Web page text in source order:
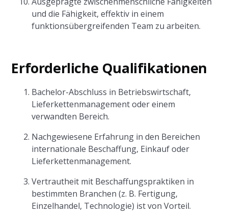
und die Fähigkeit, effektiv in einem
funktionsübergreifenden Team zu arbeiten.
Erforderliche Qualifikationen
Bachelor-Abschluss in Betriebswirtschaft,
Lieferkettenmanagement oder einem
verwandten Bereich.
Nachgewiesene Erfahrung in den Bereichen
internationale Beschaffung, Einkauf oder
Lieferkettenmanagement.
Vertrautheit mit Beschaffungspraktiken in
bestimmten Branchen (z. B. Fertigung,
Einzelhandel, Technologie) ist von Vorteil.